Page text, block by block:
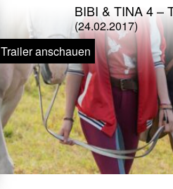
BIBI & TINA 4 –
(24.02.2017)
Trailer anschauen